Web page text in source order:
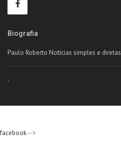
Biografia
Paulo Roberto Notícias simples e diretas
.
facebook-->